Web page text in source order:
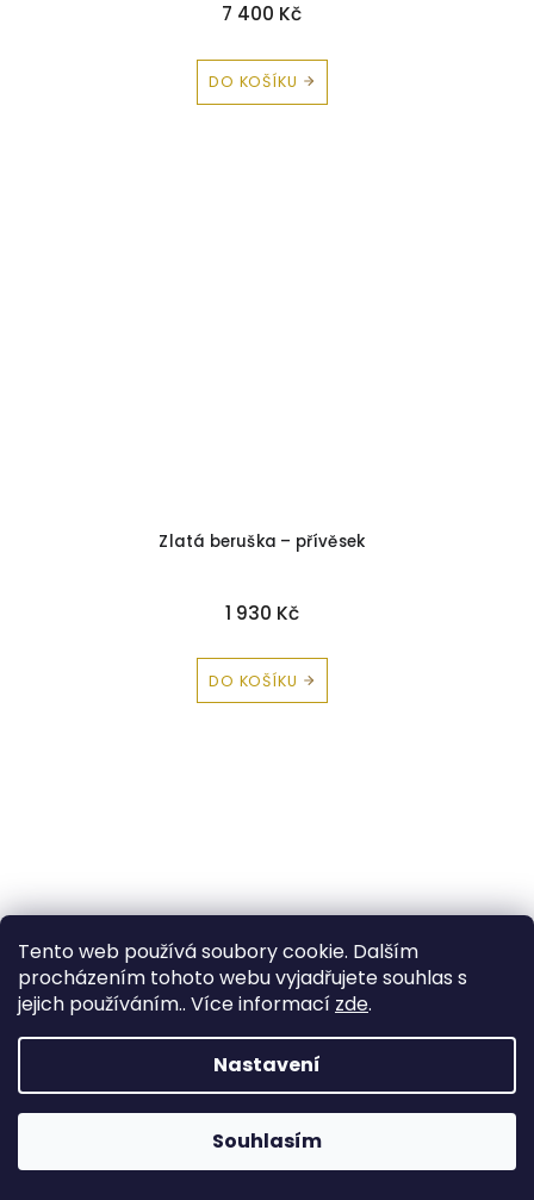
Tento web používá soubory cookie. Dalším
procházením tohoto webu vyjadřujete souhlas s
jejich používáním.. Více informací zde.
Nastavení
Souhlasím
7 400 Kč
DO KOŠÍKU
Zlatá beruška – přívěsek
1 930 Kč
DO KOŠÍKU
Zlatá brusle – přívěsek